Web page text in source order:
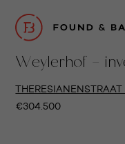
Weylerhof -
THERESIANENSTRAAT
€304.500